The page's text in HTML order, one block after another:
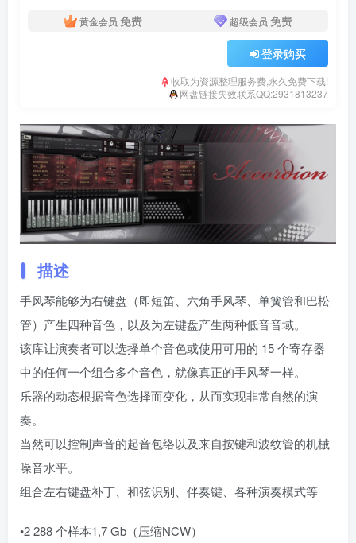
黄金会员 免费 超级会员 免费
登录购买
收取为资源整理服务费,永久免费下载!
网盘链接失效联系QQ:2931813237
描述
手风琴能够为右键盘（即短笛、六角手风琴、单簧管和巴松
管）产生四种音色，以及为左键盘产生两种低音音域。
该库让演奏者可以选择单个音色或使用可用的 15 个寄存器
中的任何一个组合多个音色，就像真正的手风琴一样。
乐器的动态根据音色选择而变化，从而实现非常自然的演
奏。
当然可以控制声音的起音包络以及来自按键和波纹管的机械
噪音水平。
组合左右键盘补丁、和弦识别、伴奏键、各种演奏模式等
•2 288 个样本1,7 Gb（压缩NCW）